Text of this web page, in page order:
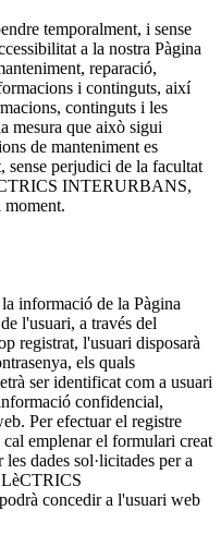
temporalment, i sense
a la nostra Pàgina
reparació,
i continguts, així
continguts i les
mesura que això sigui
de manteniment es
sense perjudici de la facultat
INTERURBANS,
informació de la Pàgina
l'usuari, a través del
registrat, l'usuari disposarà
els quals
ser identificat com a usuari
confidencial,
Per efectuar el registre
emplenar el formulari creat
dades sol·licitades per a
concedir a l'usuari web